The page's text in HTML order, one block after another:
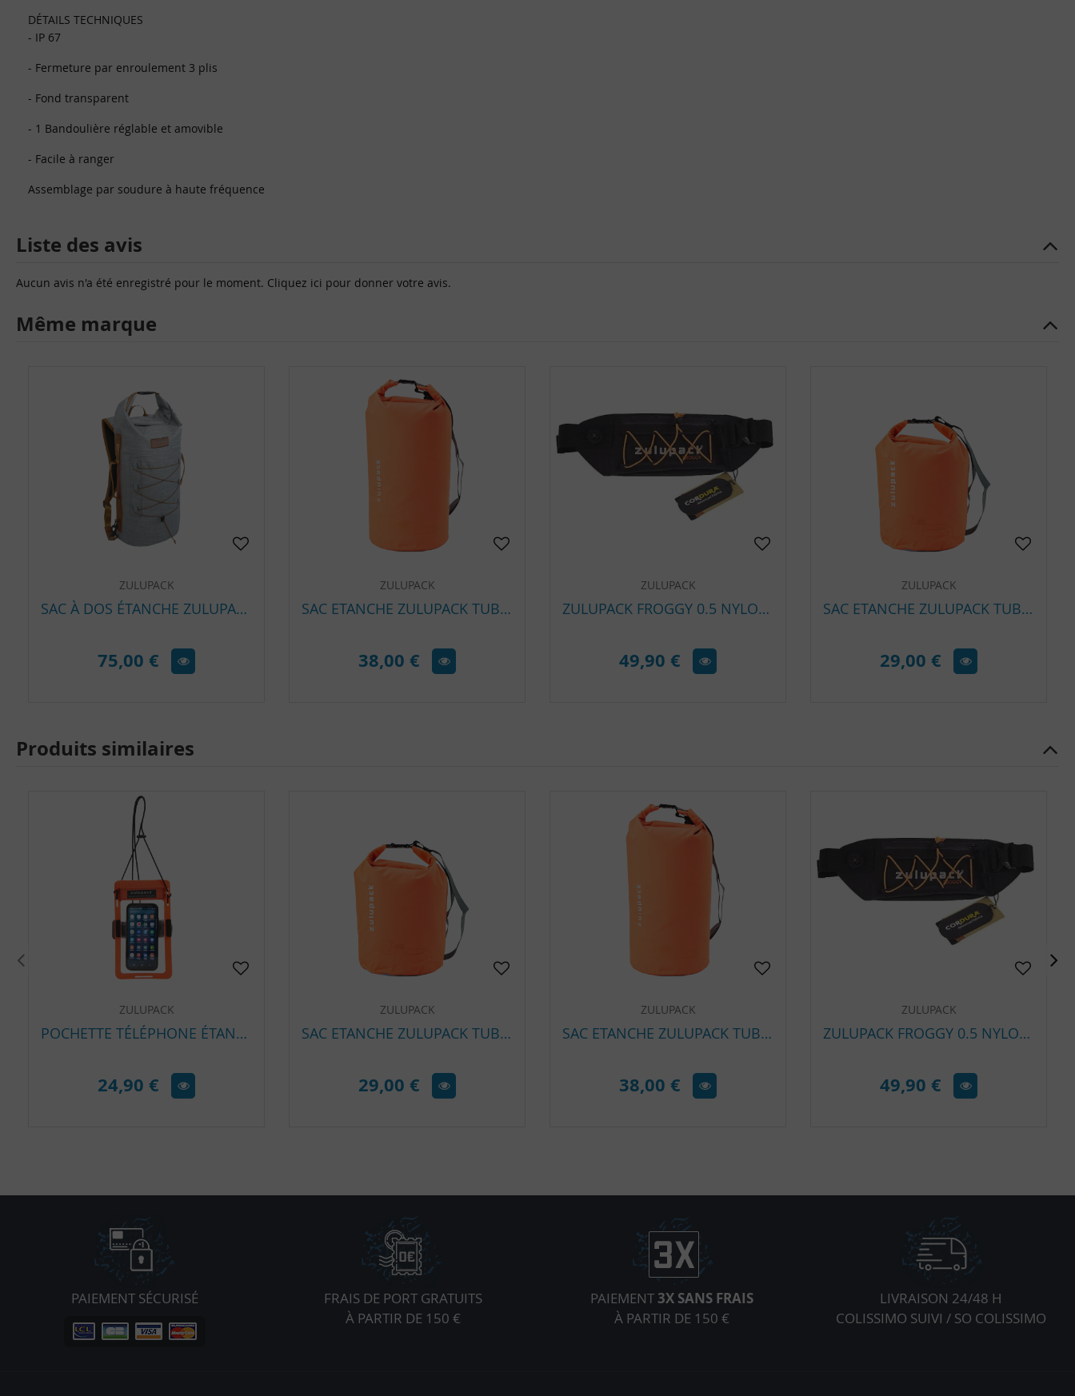
DÉTAILS TECHNIQUES
- IP 67
- Fermeture par enroulement 3 plis
- Fond transparent
- 1 Bandoulière réglable et amovible
- Facile à ranger
Assemblage par soudure à haute fréquence
Liste des avis
Aucun avis n'a été enregistré pour le moment. Cliquez ici pour donner votre avis.
Même marque
ZULUPACK
SAC À DOS ÉTANCHE ZULUPACK INDY 20L | SAC URBAIN IP67
75,00 €
ZULUPACK
SAC ETANCHE ZULUPACK TUBE 25 L
38,00 €
ZULUPACK
ZULUPACK FROGGY 0.5 NYLON CORDURA | SAC BANANE ÉTANCHE IP67
49,90 €
ZULUPACK
SAC ETANCHE ZULUPACK TUBE 15 L
29,00 €
Produits similaires
ZULUPACK
POCHETTE TÉLÉPHONE ÉTANCHE ZULUPACK IP68
24,90 €
ZULUPACK
SAC ETANCHE ZULUPACK TUBE 15 L
29,00 €
ZULUPACK
SAC ETANCHE ZULUPACK TUBE 25 L
38,00 €
ZULUPACK
ZULUPACK FROGGY 0.5 NYLON CORDURA | SAC BANANE ÉTANCHE IP67
49,90 €
PAIEMENT SÉCURISÉ
FRAIS DE PORT GRATUITS
À PARTIR DE 150 €
PAIEMENT3X SANS FRAIS
À PARTIR DE 150 €
LIVRAISON 24/48 H
COLISSIMO SUIVI / SO COLISSIMO